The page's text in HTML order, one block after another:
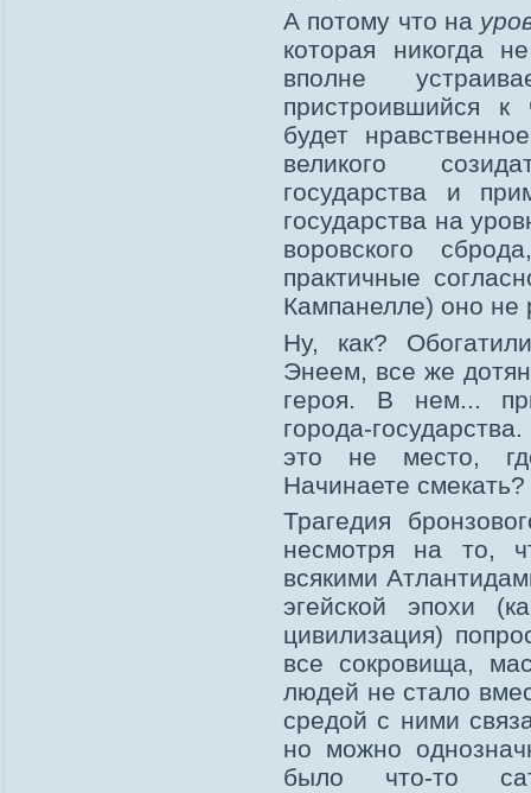
А потому что на
которая никогда
вполне
пристроившийся
будет
великого
государства и
государства на
воровского
практичные
Кампанелле) оно не
Ну, как?
Энеем, все же
героя. В нем...
города-
это не место,
Начинаете смекать?
Трагедия
несмотря на то,
всякими
эгейской эпохи
цивилизация)
все сокровища,
людей не стало
средой с ними
но можно
было что-то